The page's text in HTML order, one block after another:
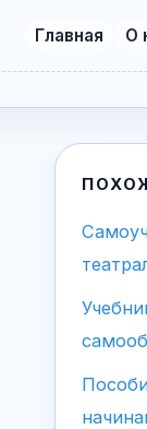
Главная О